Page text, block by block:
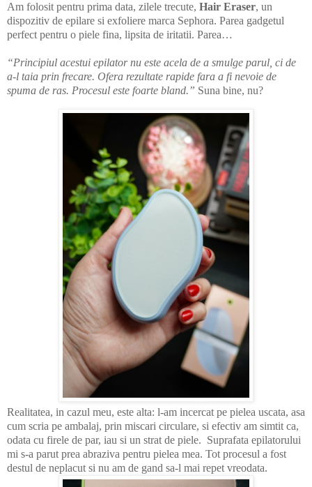
Am folosit pentru prima data, zilele trecute, Hair Eraser, un
dispozitiv de epilare si exfoliere marca Sephora. Parea gadgetul
perfect pentru o piele fina, lipsita de iritatii. Parea…
“Principiul acestui epilator nu este acela de a smulge parul, ci de
a-l taia prin frecare. Ofera rezultate rapide fara a fi nevoie de
spuma de ras. Procesul este foarte bland.” Suna bine, nu?
Realitatea, in cazul meu, este alta: l-am incercat pe pielea uscata, asa
cum scria pe ambalaj, prin miscari circulare, si efectiv am simtit ca,
odata cu firele de par, iau si un strat de piele. Suprafata epilatorului
mi s-a parut prea abraziva pentru pielea mea. Tot procesul a fost
destul de neplacut si nu am de gand sa-l mai repet vreodata.